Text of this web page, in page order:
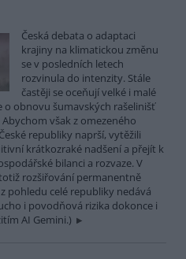
Česká debata o adaptaci
krajiny na klimatickou změnu
se v posledních letech
rozvinula do intenzity. Stále
častěji se oceňují velké i malé
obnovu šumavských rašelinišť
však z omezeného
republiky naprší, vytěžili
krátkozraké nadšení a přejít k
bilanci a rozvaze. V
rozšiřování permanentně
pohledu celé republiky nedává
i povodňová rizika dokonce i
AI Gemini.)